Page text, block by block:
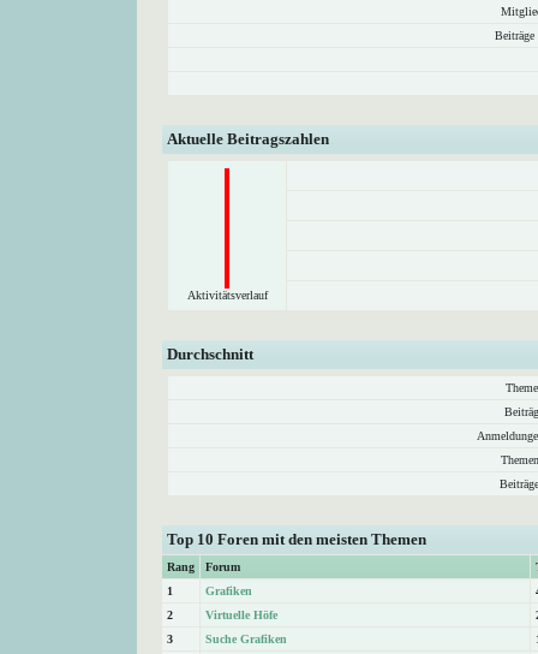
Beiträge
Aktuelle Beitragszahlen
Aktivitätsverlauf
Durchschnitt
Top 10 Foren mit den meisten Themen
Rang Forum
1
Grafiken
2
Virtuelle Höfe
3
Suche Grafiken